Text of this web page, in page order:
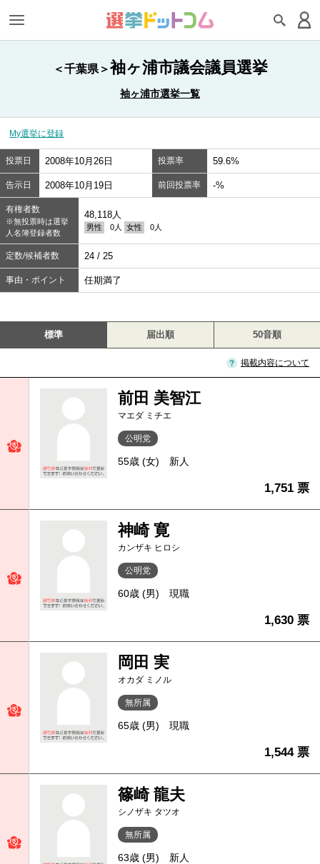
＜千葉県＞袖ヶ浦市議会議員選挙
袖ヶ浦市選挙一覧
My選挙に登録
投票日 2008年10月26日 投票率 59.6%
告示日 2008年10月19日 前回投票率 -%
有権者数
※無投票時は選挙
人名簿登録者数
48,118人
男性 0人 女性 0人
定数/候補者数 24 / 25
事由・ポイント 任期満了
標準 届出順 50音順
掲載内容について
前田 美智江
マエダ ミチエ
公明党
55歳 (女) 新人
1,751 票
神崎 寛
カンザキ ヒロシ
公明党
60歳 (男) 現職
1,630 票
岡田 実
オカダ ミノル
無所属
65歳 (男) 現職
1,544 票
篠崎 龍夫
シノザキ タツオ
無所属
63歳 (男) 新人